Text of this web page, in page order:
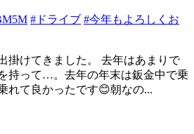
#ドライブ #今年もよろしくお
掛けてきました。 去年はあまりで
持って…。去年の年末は鈑金中で乗
れて良かったです😊朝なの...